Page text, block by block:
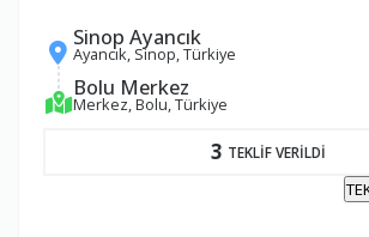
Sinop Ayancık
Ayancık, Sinop, Türkiye
Bolu Merkez
Merkez, Bolu, Türkiye
3 TEKLİF VERİLDİ